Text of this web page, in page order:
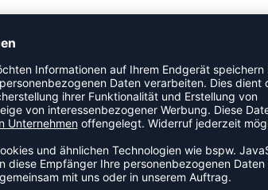
Inhalte und Werke auf diesen Seiten
Art der Verwertung außerhalb der Grenzen
Downloads und Kopien dieser Seite sind
nicht vom Betreiber erstellt wurden, werden